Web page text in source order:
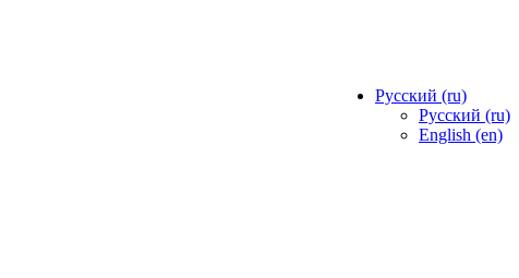
Русский ‎(ru)‎
Русский ‎(ru)‎
English ‎(en)‎